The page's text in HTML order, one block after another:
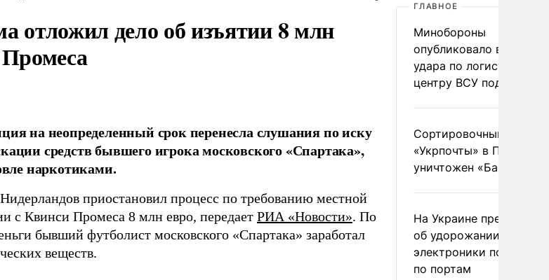
отложил дело об изъятии 8 млн
на неопределенный срок перенесла слушания по иску
средств бывшего игрока московского «Спартака»,
наркотиками.
приостановил процесс по требованию местной
с Квинси Промеса 8 млн евро, передает РИА «Новости». По
бывший футболист московского «Спартака» заработал
веществ.
ГЛАВНОЕ
Минобороны
опубликовало видео
удара по
центру ВСУ под Киевом
Сортировочный пункт
«Укрпочты» в
уничтожен
На Украине
об удорожании
электроники после
по портам